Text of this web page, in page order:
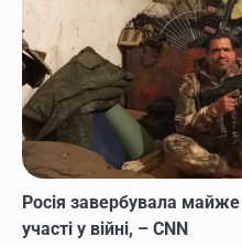
Росія завербувала
участі у війні, – CNN